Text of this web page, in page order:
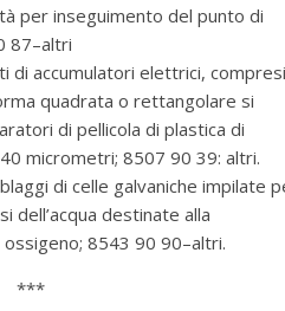
per inseguimento del punto di
87–altri
di accumulatori elettrici,
quadrata o rettangolare si
di pellicola di plastica di
micrometri; 8507 90 39: altri.
di celle galvaniche impilate
dell’acqua destinate alla
8543 90 90–altri.
***